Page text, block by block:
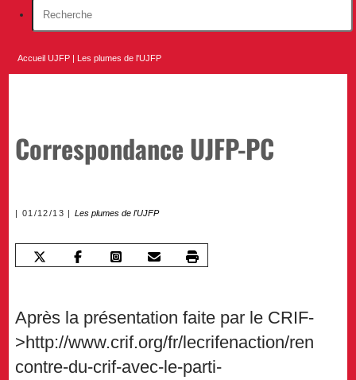
Accueil UJFP Les plumes de l'UJFP
Correspondance UJFP-PC
01/12/13 Les plumes de l'UJFP
Après la présentation faite par le CRIF-
>http://www.crif.org/fr/lecrifenaction/ren
contre-du-crif-avec-le-parti-